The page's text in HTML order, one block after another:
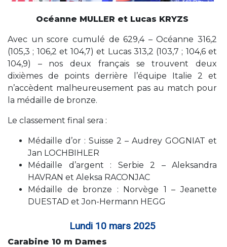
Océanne MULLER et Lucas KRYZS
Avec un score cumulé de 629,4 – Océanne 316,2
(105,3 ; 106,2 et 104,7) et Lucas 313,2 (103,7 ; 104,6 et
104,9) – nos deux français se trouvent deux
dixièmes de points derrière l’équipe Italie 2 et
n’accèdent malheureusement pas au match pour
la médaille de bronze.
Le classement final sera :
Médaille d’or : Suisse 2 – Audrey GOGNIAT et
Jan LOCHBIHLER
Médaille d’argent : Serbie 2 – Aleksandra
HAVRAN et Aleksa RACONJAC
Médaille de bronze : Norvège 1 – Jeanette
DUESTAD et Jon-Hermann HEGG
Lundi 10 mars 2025
Carabine 10 m Dames